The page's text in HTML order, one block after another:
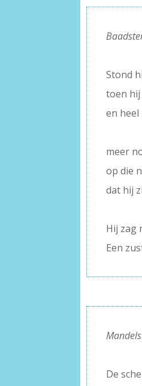
Stond
toen hij
en heel
meer
op die
dat hij
Hij zag
Een
De